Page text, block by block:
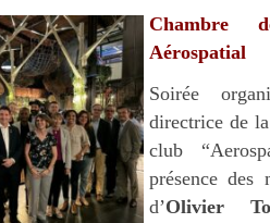
Chambre
Aérospatial
Soirée
directrice de
club
présence des
d’Olivier